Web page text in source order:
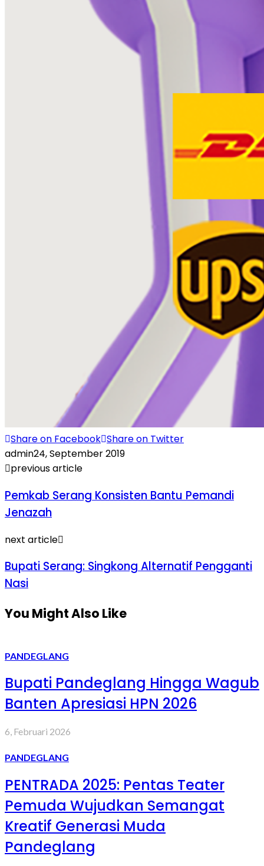
Share on Facebook Share on Twitter
admin24, September 2019
previous article
Pemkab Serang Konsisten Bantu Pemandi
Jenazah
next article
Bupati Serang: Singkong Alternatif Pengganti
Nasi
You Might Also Like
PANDEGLANG
Bupati Pandeglang Hingga Wagub
Banten Apresiasi HPN 2026
6, Februari 2026
PANDEGLANG
PENTRADA 2025: Pentas Teater
Pemuda Wujudkan Semangat
Kreatif Generasi Muda
Pandeglang